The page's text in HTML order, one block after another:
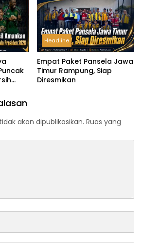
Headline
Empat Paket Pansela Jawa
Timur Rampung, Siap
Diresmikan
akan dipublikasikan. Ruas yang